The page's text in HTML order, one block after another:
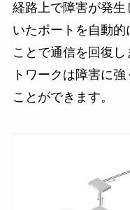
経路上で障害が発
いたポートを自動
ことで通信を回復
トワークは障害に
ことができます。